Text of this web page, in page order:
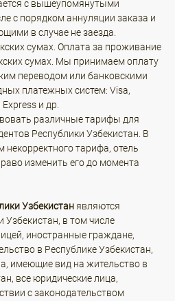
с вышеупомянутыми
с порядком аннуляции заказа и
в случае не заезда.
сумах. Оплата за проживание
сумах. Мы принимаем оплату
переводом или банковскими
платежных систем: Visa,
и др.
различные тарифы для
Республики Узбекистан. В
некорректного тарифа, отель
изменить его до момента
Узбекистан являются
Узбекистан, в том числе
иностранные граждане,
в Республике Узбекистан,
имеющие вид на жительство в
все юридические лица,
с законодательством